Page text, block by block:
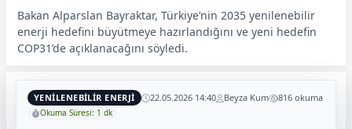
Bakan Alparslan Bayraktar, Türkiye’nin 2035 yenilenebilir
enerji hedefini büyütmeye hazırlandığını ve yeni hedefin
COP31’de açıklanacağını söyledi.
YENİLENEBİLİR ENERJİ 22.05.2026 14:40 Beyza Kum 816 okuma
Okuma Süresi: 1 dk